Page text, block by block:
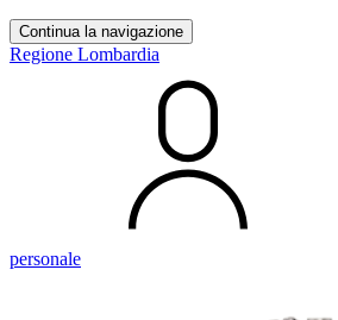
Continua la navigazione
Regione Lombardia
personale